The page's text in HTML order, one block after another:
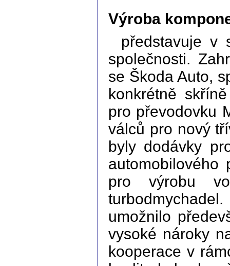
Výroba
představuje v
společnosti.
se Škoda Auto,
konkrétně
pro převodovku
válců pro nový
byly dodávky
automobilového
pro výrobu
umožnilo
vysoké nároky
kooperace v